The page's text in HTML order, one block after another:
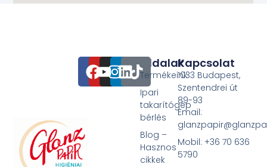
Oldalak
Termékeink
Ipari
takarítógép
bérlés
Blog –
Hasznos
cikkek
Kapcsolat
1033 Budapest,
Szentendrei út
89-93
Email:
Mobil: +36 70 636
5790